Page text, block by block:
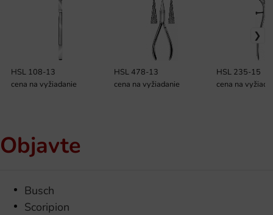
HSL 108-13
cena na vyžiadanie
HSL 478-13
cena na vyžiadanie
HSL 235-15
cena na
Objavte
Busch
Scoripion